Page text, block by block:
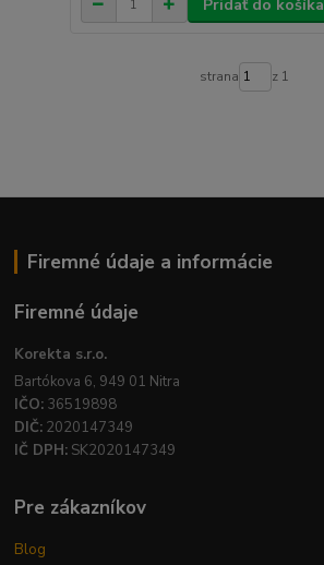
Pridať do košíka
strana z 1
Firemné údaje a informácie
Firemné údaje
Korekta s.r.o.
Bartókova 6, 949 01 Nitra
IČO: 36519898
DIČ: 2020147349
IČ DPH: SK2020147349
Pre zákazníkov
Blog